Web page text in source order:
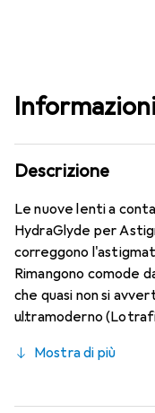
Descrizione
Le nuove lenti a
HydraGlyde per
correggono
Rimangono comode
che quasi non si
ultramoderno
Moisture Matrix e la
conosci. Comfort e
Mostra di più